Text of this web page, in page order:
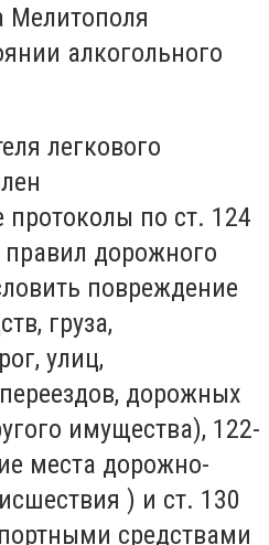
Мелитополя
алкогольного
легкового
по ст. 124
дорожного
повреждение
груза,
улиц,
дорожных
имущества), 122-
места дорожно-
) и ст. 130
средствами